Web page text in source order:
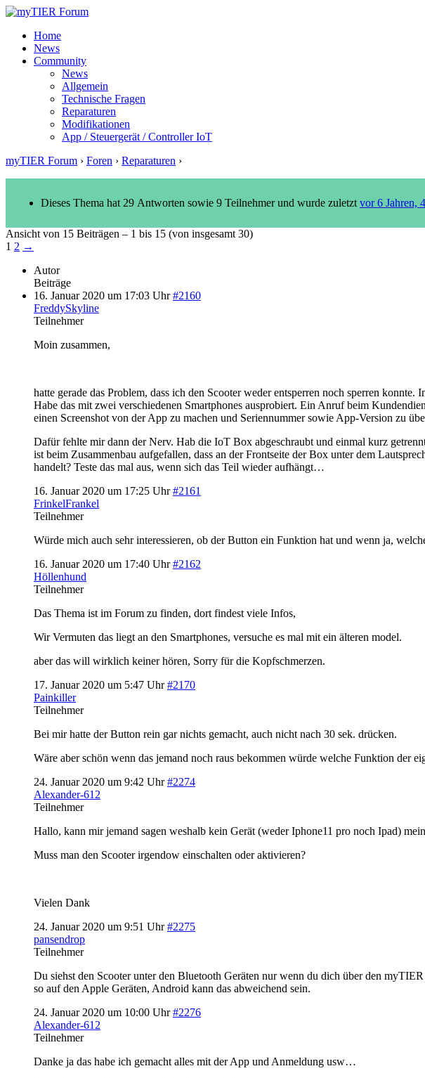
Home
News
Community
News
Allgemein
Technische Fragen
Reparaturen
Modifikationen
App / Steuergerät / Controller IoT
myTIER Forum › Foren › Reparaturen ›
Dieses Thema hat 29 Antworten sowie 9 Teilnehmer und wurde zuletzt vor 6 Jahren,
Ansicht von 15 Beiträgen – 1 bis 15 (von insgesamt 30)
1 2 →
Autor
Beiträge
16. Januar 2020 um 17:03 Uhr #2160
FreddySkyline
Teilnehmer
Moin zusammen,
hatte gerade das Problem, dass ich den Scooter weder entsperren noch sperren
Habe das mit zwei verschiedenen Smartphones ausprobiert. Ein Anruf beim
einen Screenshot von der App zu machen und Seriennummer sowie App-Version zu
Dafür fehlte mir dann der Nerv. Hab die IoT Box abgeschraubt und einmal kurz
ist beim Zusammenbau aufgefallen, dass an der Frontseite der Box unter dem
handelt? Teste das mal aus, wenn sich das Teil wieder aufhängt…
16. Januar 2020 um 17:25 Uhr #2161
FrinkelFrankel
Teilnehmer
Würde mich auch sehr interessieren, ob der Button ein Funktion hat und wenn ja,
16. Januar 2020 um 17:40 Uhr #2162
Höllenhund
Teilnehmer
Das Thema ist im Forum zu finden, dort findest viele Infos,
Wir Vermuten das liegt an den Smartphones, versuche es mal mit ein älteren model.
aber das will wirklich keiner hören, Sorry für die Kopfschmerzen.
17. Januar 2020 um 5:47 Uhr #2170
Painkiller
Teilnehmer
Bei mir hatte der Button rein gar nichts gemacht, auch nicht nach 30 sek. drücken.
Wäre aber schön wenn das jemand noch raus bekommen würde welche Funktion der
24. Januar 2020 um 9:42 Uhr #2274
Alexander-612
Teilnehmer
Hallo, kann mir jemand sagen weshalb kein Gerät (weder Iphone11 pro noch Ipad)
Muss man den Scooter irgendow einschalten oder aktivieren?
Vielen Dank
24. Januar 2020 um 9:51 Uhr #2275
pansendrop
Teilnehmer
Du siehst den Scooter unter den Bluetooth Geräten nur wenn du dich über den
so auf den Apple Geräten, Android kann das abweichend sein.
24. Januar 2020 um 10:00 Uhr #2276
Alexander-612
Teilnehmer
Danke ja das habe ich gemacht alles mit der App und Anmeldung usw…